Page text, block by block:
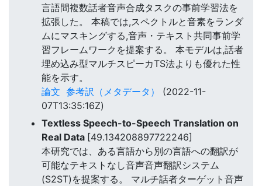
言語間複数話者音声合成タスクの事前学習法を
拡張した。 本稿では,スペクトルと音素をランダ
ムにマスキングする,音声・テキスト共同事前学
習フレームワークを提案する。 本モデルは,話者
埋め込み型マルチスピーカTS法よりも優れた性
能を示す。
論文 参考訳（メタデータ）
(2022-11-
07T13:35:16Z)
Textless Speech-to-Speech Translation on
Real Data [49.134208897722246]
本研究では、ある言語から別の言語への翻訳が
可能なテキストなし音声音声翻訳システム
(S2ST)を提案する。 マルチ話者ターゲット音声